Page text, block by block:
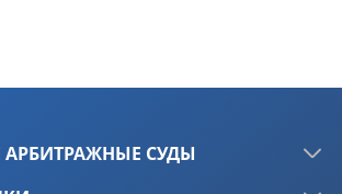
СУДЫ